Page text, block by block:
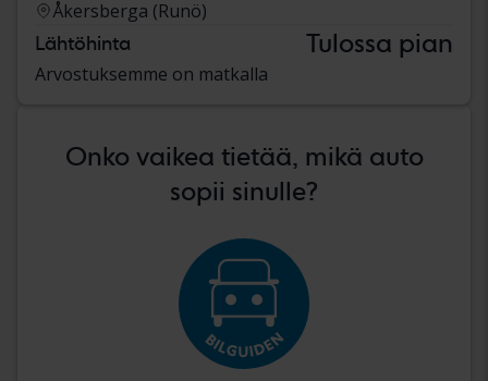
Åkersberga (Runö)
Lähtöhinta Tulossa pian
Arvostuksemme on matkalla
Onko vaikea tietää, mikä auto
sopii sinulle?